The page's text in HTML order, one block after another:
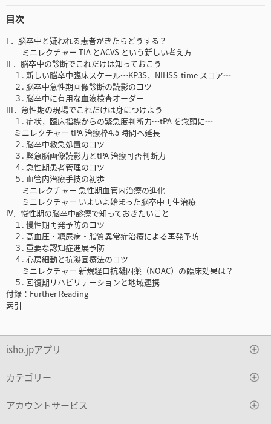
目次
I ．脳卒中と疑われる患者がきたらどうする？
ミニレクチャー TIA とACVS という新しい考え方
II ．脳卒中の診断でこれだけは知っておこう
１. 新しい脳卒中臨床スケール〜KP3S，NIHSS-time スコア〜
２. 脳卒中急性期画像診断の読影のコツ
３. 脳卒中に有用な血液検査オーダー
III．急性期の現場でこれだけは身につけよう
１. 症状，臨床指標からの緊急度判断力〜tPA を念頭に〜
ミニレクチャー tPA 治療枠4.5 時間へ延長
２. 脳卒中救急処置のコツ
３. 緊急脳画像読影力とtPA 治療可否判断力
４. 急性期患者管理のコツ
５. 血管内治療手技の初歩
ミニレクチャー 急性期血管内治療の進化
ミニレクチャー いよいよ始まった脳卒中再生治療
IV．慢性期の脳卒中診療で知っておきたいこと
１. 慢性期再発予防のコツ
２. 高血圧・糖尿病・脂質異常症治療による再発予防
３. 重要な認知症進展予防
４. 心房細動と抗凝固療法のコツ
ミニレクチャー 新規経口抗凝固薬（NOAC）の臨床効果は？
５. 回復期リハビリテーションと地域連携
付録：Further Reading
索引
isho.jpアプリ
カテゴリー
アカウントサービス